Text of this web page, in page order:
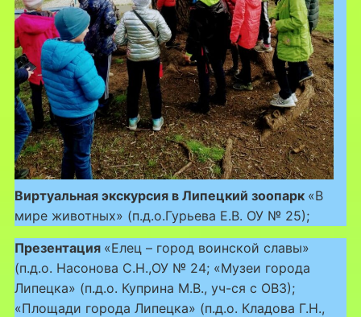
Виртуальная экскурсия в Липецкий зоопарк «В
мире животных» (п.д.о.Гурьева Е.В. ОУ № 25);
Презентация «Елец – город воинской славы»
(п.д.о. Насонова С.Н.,ОУ № 24; «Музеи города
Липецка» (п.д.о. Куприна М.В., уч-ся с ОВЗ);
«Площади города Липецка» (п.д.о. Кладова Г.Н.,